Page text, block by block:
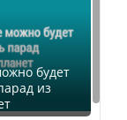
будет
из